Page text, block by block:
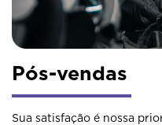
Pós-vendas
Sua satisfação é nossa